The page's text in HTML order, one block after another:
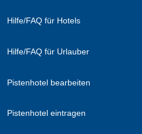
Hilfe/FAQ für Hotels
Hilfe/FAQ für Urlauber
Pistenhotel bearbeiten
Pistenhotel eintragen